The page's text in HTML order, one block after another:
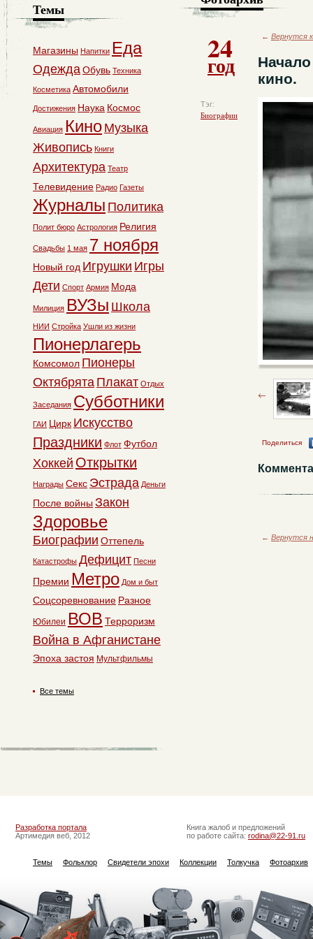
24
год
Тэг:
Биографии
← Вернутся
кино.
Поделиться
← Вернутся
Темы
Магазины Напитки Еда
ОдеждаОбувь Техника
Косметика Автомобили
Достижения Наука Космос
Авиация Кино Музыка
Живопись Книги
Архитектура Театр
Телевидение Радио Газеты
Журналы Политика
Полит бюро Астрология Религия
Свадьбы 1 мая 7 ноября
Новый год Игрушки Игры
Дети Спорт Армия Мода
Милиция ВУЗы Школа
НИИ Стройка Ушли из жизни
Пионерлагерь
Комсомол Пионеры
Октябрята Плакат Отдых
Заседания Субботники
ГАИ Цирк Искусство
Праздники Флот Футбол
Хоккей Открытки
Награды Секс Эстрада Деньги
После войны Закон
Здоровье
Биографии Оттепель
Катастрофы Дефицит Песни
Премии Метро Дом и быт
Соцсоревнование Разное
Юбилеи ВОВ Терроризм
Война в Афганистане
Эпоха застоя Мультфильмы
Все темы
Разработка портала
Артимедия веб, 2012
Книга жалоб и предложений
по работе сайта: rodina@22-91.ru
Темы Фольклор Свидетели эпохи Коллекции Толкучка Фотоархив